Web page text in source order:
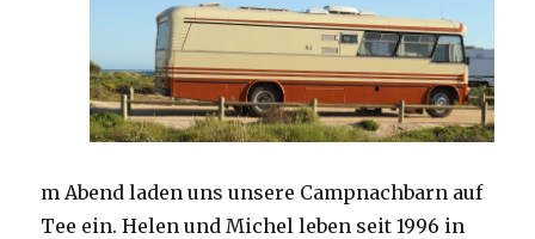
m Abend laden uns unsere Campnachbarn auf
Tee ein. Helen und Michel leben seit 1996 in